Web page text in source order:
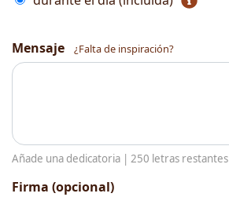
Mensaje ¿Falta de inspiración?
Añade una dedicatoria | 250 letras restantes
Firma (opcional)